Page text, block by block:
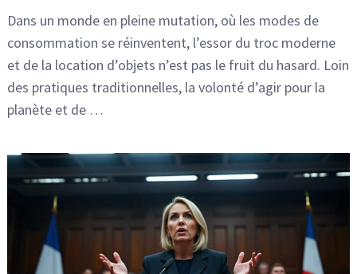
Dans un monde en pleine mutation, où les modes de
consommation se réinventent, l’essor du troc moderne
et de la location d’objets n’est pas le fruit du hasard. Loin
des pratiques traditionnelles, la volonté d’agir pour la
planète et de …